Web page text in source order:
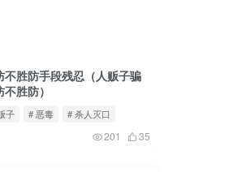
不胜防手段残忍（人贩子骗
胜防）
子 # 恶毒 # 杀人灭口
201 35